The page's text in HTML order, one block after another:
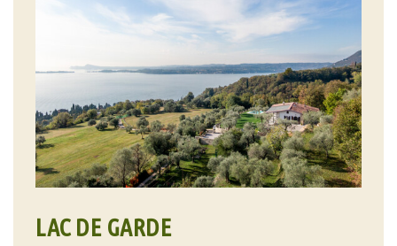
LAC DE GARDE